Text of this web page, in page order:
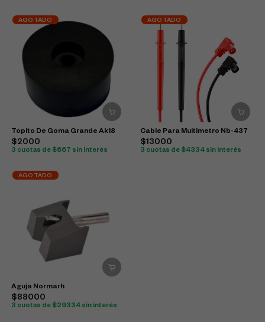
AGOTADO
Topito De Goma Grande Ak18
$2000
3 cuotas de $667 sin interés
AGOTADO
Cable Para Multimetro Nb-437
$13000
3 cuotas de $4334 sin interés
AGOTADO
Aguja Normarh
$88000
3 cuotas de $29334 sin interés